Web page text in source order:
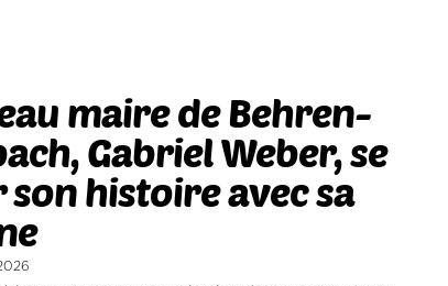
maire de Behren-
Gabriel Weber, se
histoire avec sa